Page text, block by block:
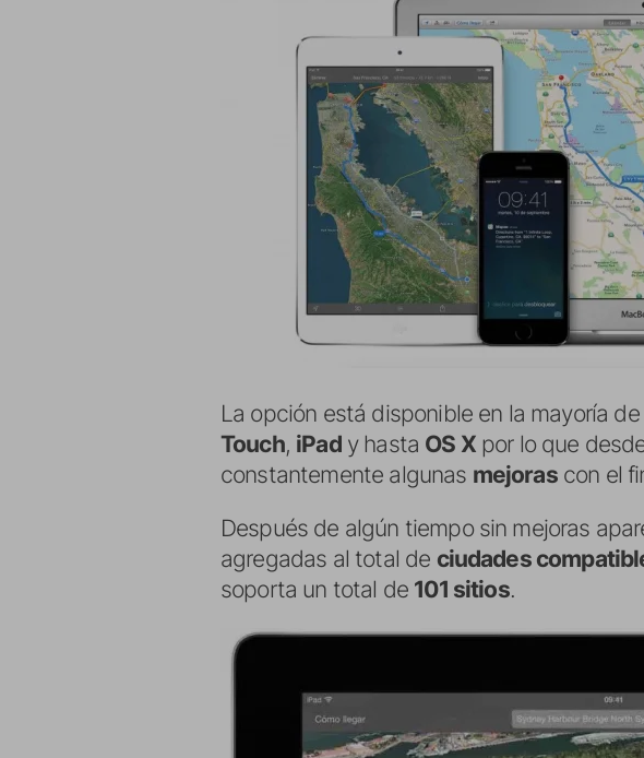
La opción está disponible en la mayoría de
Touch, iPady hasta OS Xpor lo que
constantemente algunas mejorascon el
Después de algún tiempo sin mejoras
agregadas al total de ciudades
soporta un total de 101 sitios.